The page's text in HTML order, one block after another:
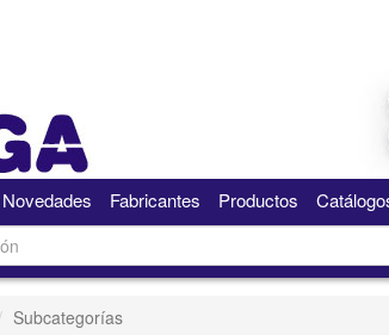
Novedades Fabricantes Productos
Subcategorías